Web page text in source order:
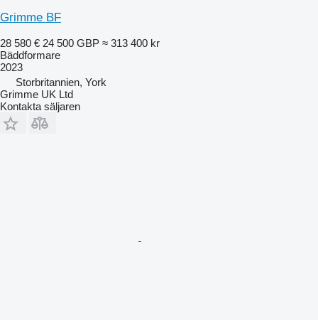
Grimme BF
28 580 € 24 500 GBP ≈ 313 400 kr
Bäddformare
2023
Storbritannien, York
Grimme UK Ltd
Kontakta säljaren